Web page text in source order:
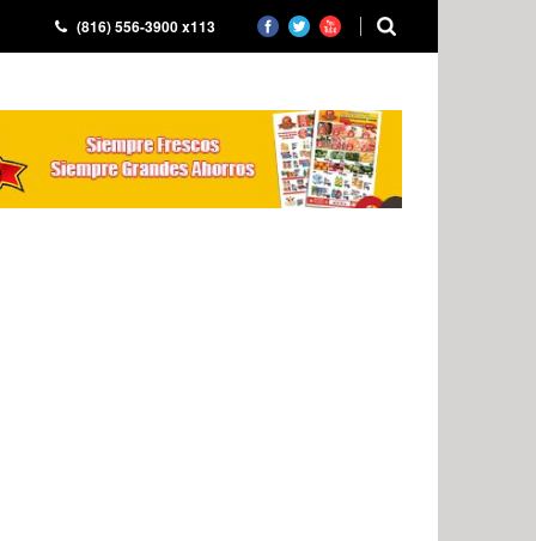
(816) 556-3900 x113